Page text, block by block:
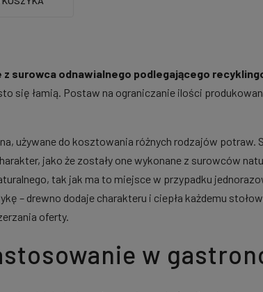
z surowca odnawialnego podlegającego
się łamią. Postaw na ograniczanie ilości
używane do kosztowania różnych rodzajów potraw.
jako że zostały one wykonane z surowców
tak jak ma to miejsce w przypadku
– drewno dodaje charakteru i ciepła każdemu
oferty.
w